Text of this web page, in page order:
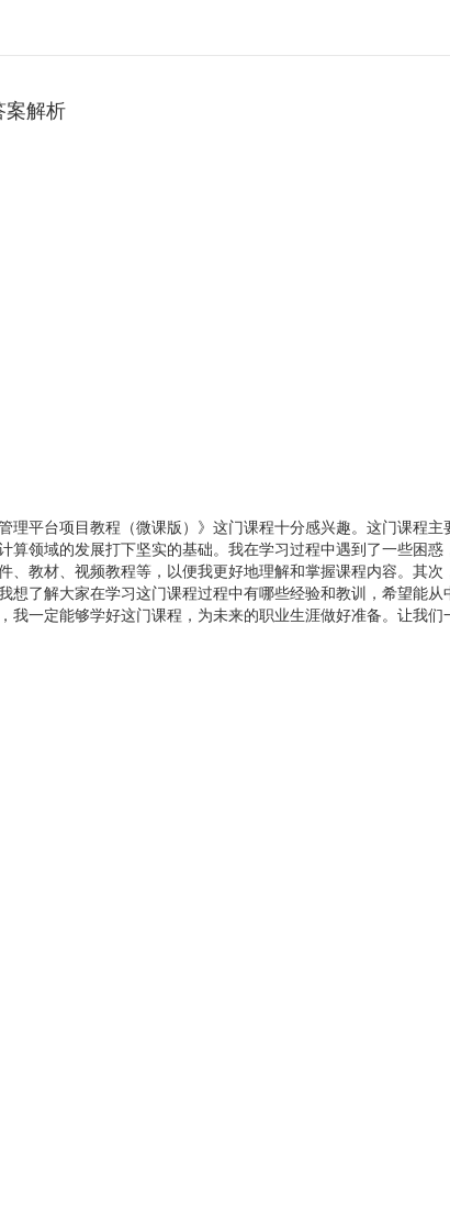
案解析
平台项目教程（微课版）》这门课程十分感兴趣。这门课程
领域的发展打下坚实的基础。我在学习过程中遇到了一些困惑
教材、视频教程等，以便我更好地理解和掌握课程内容。其次
了解大家在学习这门课程过程中有哪些经验和教训，希望能从
一定能够学好这门课程，为未来的职业生涯做好准备。让我们